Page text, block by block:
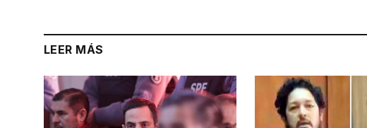
LEER MÁS